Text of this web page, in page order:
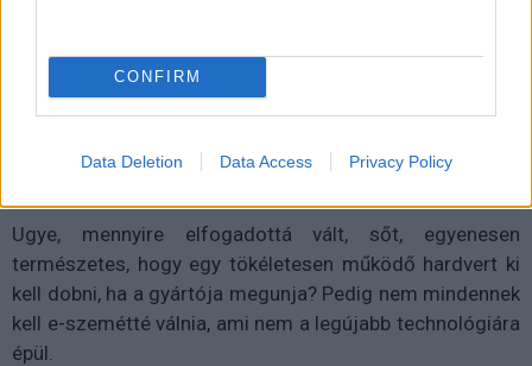
CONFIRM
Data Deletion Data Access Privacy Policy
nagyon sokáig kiszolgálják tulajdonosukat.
Mutatjuk, mit tehetsz, ha a te eszközödet is
kényszer-nyugdíjazza az Amazon.
Ugye, mennyire elfogadottá vált, sőt, egyenesen
természetes, hogy egy tökéletesen működő hardvert ki
kell dobni, ha a gyártója megunja? Pedig nem mindennek
kell e-szemétté válnia, ami nem a legújabb technológiára
épül.